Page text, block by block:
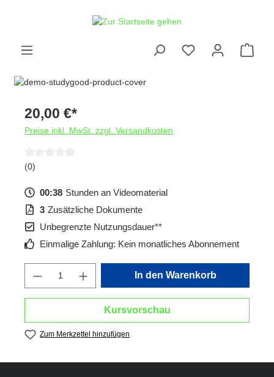
20,00 €*
Preise inkl. MwSt. zzgl. Versandkosten
Durchschnittliche Bewertung von 0 von 5 Sternen
(0)
00:38 Stunden an Videomaterial
3 Zusätzliche Dokumente
Unbegrenzte Nutzungsdauer**
Einmalige Zahlung: Kein monatliches Abonnement
Produkt Anzahl: Gib den gewünschten
In den Warenkorb
Kursvorschau
Zum Merkzettel hinzufügen